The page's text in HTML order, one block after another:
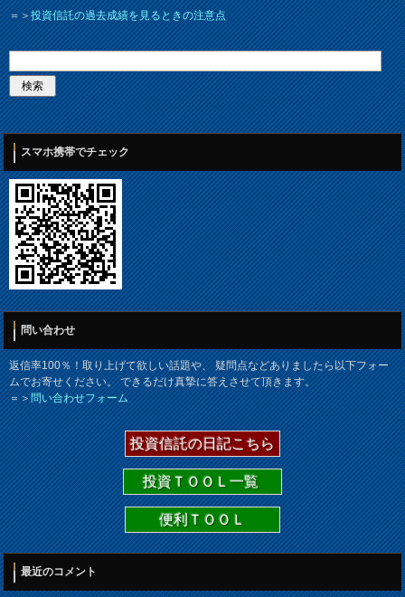
＝＞投資信託の過去成績を見るときの注意点
スマホ携帯でチェック
問い合わせ
返信率100％！取り上げて欲しい話題や、 疑問点などありましたら以下フォー
ムでお寄せください。 できるだけ真摯に答えさせて頂きます。
＝＞問い合わせフォーム
投資信託の日記こちら
投資ＴＯＯＬ一覧
便利ＴＯＯＬ
最近のコメント